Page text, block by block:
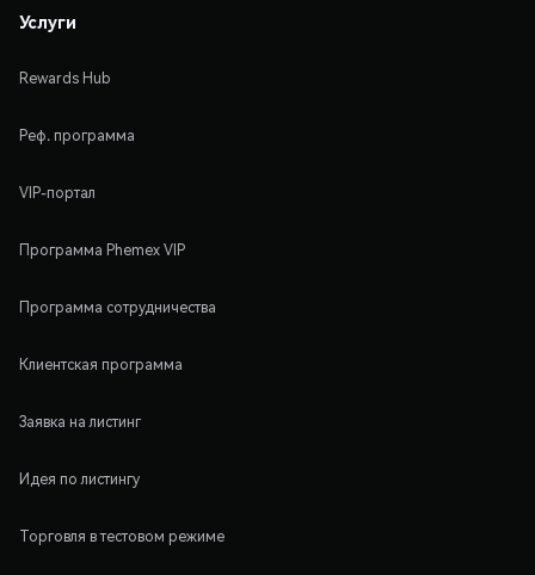
Услуги
Rewards Hub
Реф. программа
VIP-портал
Программа Phemex VIP
Программа сотрудничества
Клиентская программа
Заявка на листинг
Идея по листингу
Торговля в тестовом режиме